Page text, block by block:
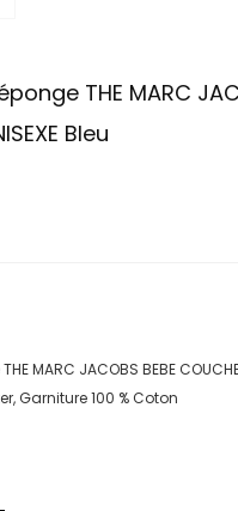
THE MARC
Bleu
MARC JACOBS BEBE COUCHE
Garniture 100 % Coton